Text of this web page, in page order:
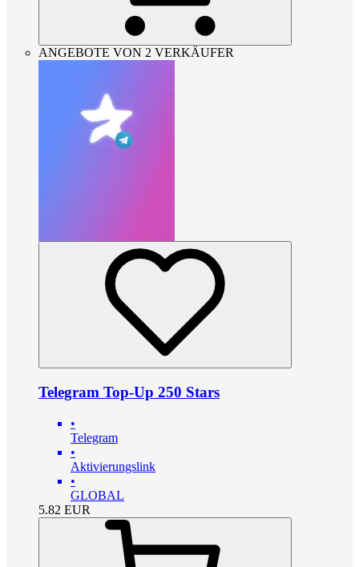
ANGEBOTE VON 2 VERKÄUFER
Telegram Top-Up 250 Stars
•
Telegram
•
Aktivierungslink
•
GLOBAL
5.82 EUR